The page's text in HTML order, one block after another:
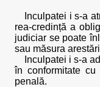
Inculpatei i s-a
rea-credință a
judiciar se poate
sau măsura
Inculpatei i s-a
în conformitate
penală.